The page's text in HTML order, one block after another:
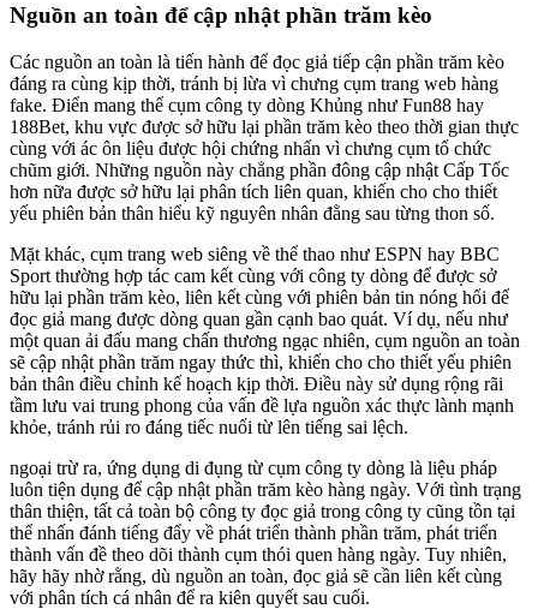
Nguồn an toàn để cập nhật phần trăm kèo
Các nguồn an toàn là tiến hành để đọc giả tiếp cận phần trăm kèo
đáng ra cùng kịp thời, tránh bị lừa vì chưng cụm trang web hàng
fake. Điển mang thể cụm công ty dòng Khủng như Fun88 hay
188Bet, khu vực được sở hữu lại phần trăm kèo theo thời gian thực
cùng với ác ôn liệu được hội chứng nhấn vì chưng cụm tổ chức
chũm giới. Những nguồn này chẳng phần đông cập nhật Cấp Tốc
hơn nữa được sở hữu lại phân tích liên quan, khiến cho cho thiết
yếu phiên bản thân hiểu kỹ nguyên nhân đằng sau từng thon số.
Mặt khác, cụm trang web siêng về thể thao như ESPN hay BBC
Sport thường hợp tác cam kết cùng với công ty dòng để được sở
hữu lại phần trăm kèo, liên kết cùng với phiên bản tin nóng hổi để
đọc giả mang được dòng quan gần cạnh bao quát. Ví dụ, nếu như
một quan ải đấu mang chấn thương ngạc nhiên, cụm nguồn an toàn
sẽ cập nhật phần trăm ngay thức thì, khiến cho cho thiết yếu phiên
bản thân điều chỉnh kế hoạch kịp thời. Điều này sử dụng rộng rãi
tầm lưu vai trung phong của vấn đề lựa nguồn xác thực lành mạnh
khỏe, tránh rủi ro đáng tiếc nuối từ lên tiếng sai lệch.
ngoại trừ ra, ứng dụng di đụng từ cụm công ty dòng là liệu pháp
luôn tiện dụng để cập nhật phần trăm kèo hàng ngày. Với tình trạng
thân thiện, tất cả toàn bộ công ty đọc giả trong công ty cũng tồn tại
thể nhấn đánh tiếng đẩy về phát triển thành phần trăm, phát triển
thành vấn đề theo dõi thành cụm thói quen hàng ngày. Tuy nhiên,
hãy hãy nhờ rằng, dù nguồn an toàn, đọc giả sẽ cần liên kết cùng
với phân tích cá nhân để ra kiên quyết sau cuối.